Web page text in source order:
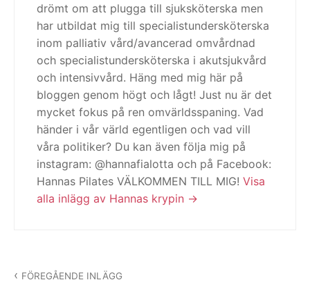
drömt om att plugga till sjuksköterska men
har utbildat mig till specialistundersköterska
inom palliativ vård/avancerad omvårdnad
och specialistundersköterska i akutsjukvård
och intensivvård. Häng med mig här på
bloggen genom högt och lågt! Just nu är det
mycket fokus på ren omvärldsspaning. Vad
händer i vår värld egentligen och vad vill
våra politiker? Du kan även följa mig på
instagram: @hannafialotta och på Facebook:
Hannas Pilates VÄLKOMMEN TILL MIG! Visa
alla inlägg av Hannas krypin
FÖREGÅENDE INLÄGG